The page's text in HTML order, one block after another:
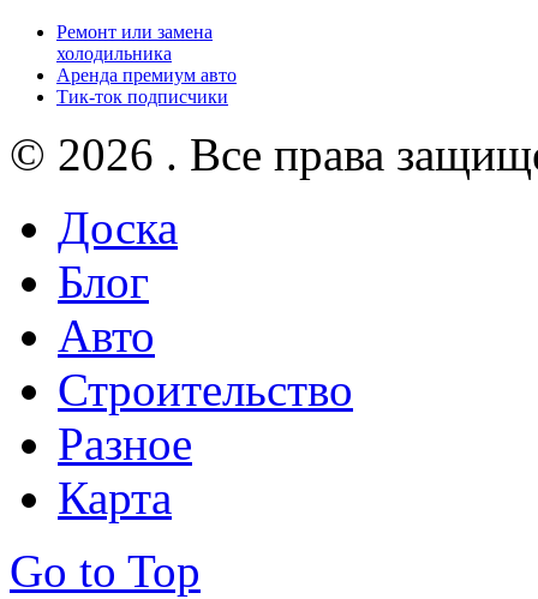
Ремонт или замена
холодильника
Аренда премиум авто
Тик-ток подписчики
© 2026 . Все права
Доска
Блог
Авто
Строительство
Разное
Карта
Go to Top